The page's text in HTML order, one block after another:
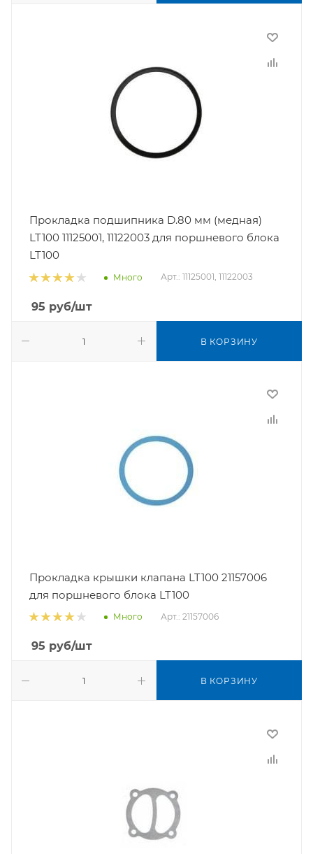
Прокладка подшипника D.80 мм (медная)
LT100 11125001, 11122003 для поршневого блока
LT100
Много Арт.: 11125001, 11122003
95 руб/шт
В КОРЗИНУ
Прокладка крышки клапана LT100 21157006
для поршневого блока LT100
Много Арт.: 21157006
95 руб/шт
В КОРЗИНУ